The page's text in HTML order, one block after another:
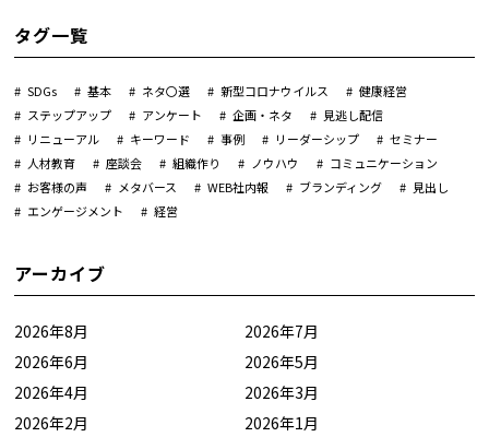
タグ一覧
SDGs 基本 ネタ〇選 新型コロナウイルス
健康経営
ステップアップ
アンケート 企画・ネタ
見逃し配信
リニューアル
キーワード 事例 リーダーシップ
セミナー
人材教育
座談会 組織作り ノウハウ
コミュニケーション
お客様の声
メタバース WEB社内報 ブランディング
見出し
エンゲージメント
経営
アーカイブ
2026年8月
2026年7月
2026年6月
2026年5月
2026年4月
2026年3月
2026年2月
2026年1月